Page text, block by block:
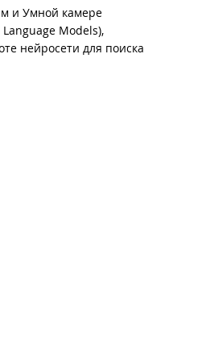
и Умной камере
Language Models),
нейросети для поиска